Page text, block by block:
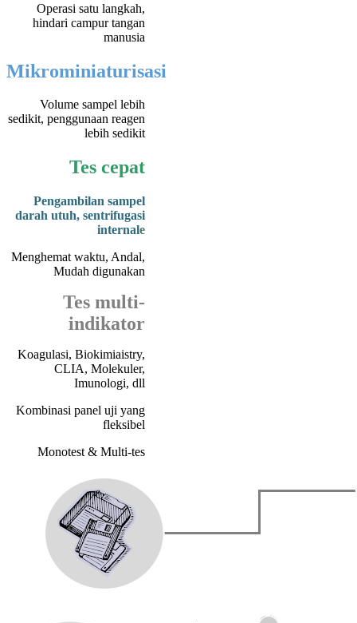
Operasi satu langkah,
hindari campur tangan
manusia
Mikrominiaturisasi
Volume sampel lebih
sedikit, penggunaan reagen
lebih sedikit
Tes cepat
Pengambilan sampel
darah utuh, sentrifugasi
internale
Menghemat waktu, Andal,
Mudah digunakan
Tes multi-
indikator
Koagulasi, Biokimiaistry,
CLIA, Molekuler,
Imunologi, dll
Kombinasi panel uji yang
fleksibel
Monotest & Multi-tes